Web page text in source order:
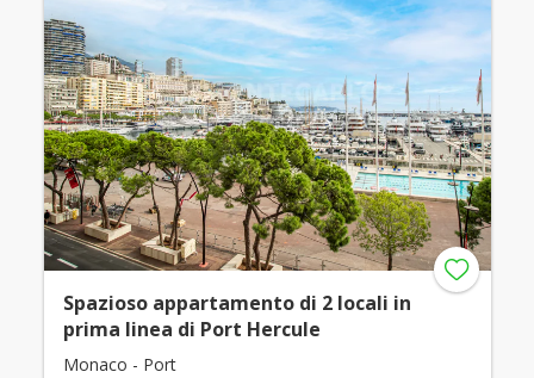
Spazioso appartamento di 2 locali in
prima linea di Port Hercule
Monaco - Port